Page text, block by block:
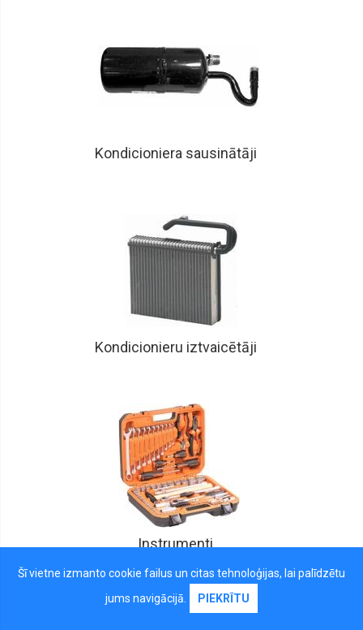
Kondicioniera sausinātāji
Kondicionieru iztvaicētāji
Instrumenti
Šī vietne izmanto cookie failus un citas tehnoloģijas, lai palīdzētu
jums navigācijā.
PIEKRĪTU